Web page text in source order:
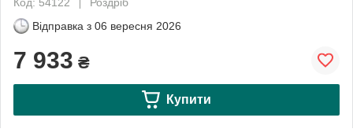
Відправка з 06 вересня 2026
7 933 ₴
Купити